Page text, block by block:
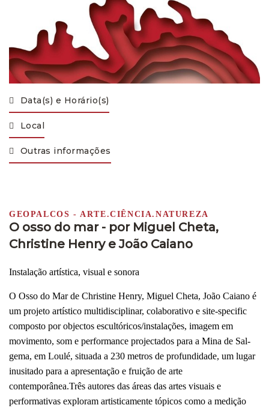
Data(s) e Horário(s)
Local
Outras informações
GEOPALCOS - ARTE.CIÊNCIA.NATUREZA
O osso do mar - por Miguel Cheta,
Christine Henry e João Caiano
Instalação artística, visual e sonora
O Osso do Mar de Christine Henry, Miguel Cheta, João Caiano é
um projeto artístico multidisciplinar, colaborativo e site-specific
composto por objectos escultóricos/instalações, imagem em
movimento, som e performance projectados para a Mina de Sal-
gema, em Loulé, situada a 230 metros de profundidade, um lugar
inusitado para a apresentação e fruição de arte
contemporânea.Três autores das áreas das artes visuais e
performativas exploram artisticamente tópicos como a medição